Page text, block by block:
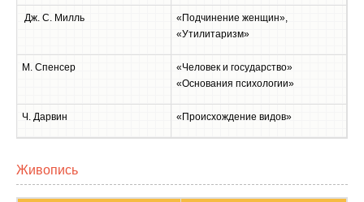
Дж. С. Милль
«Подчинение женщин»,
«Утилитаризм»
М. Спенсер
«Человек и государство»
«Основания психологии»
Ч. Дарвин «Происхождение видов»
Живопись